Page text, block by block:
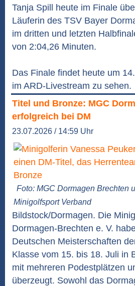
Tanja Spill heute im Finale
Läuferin des TSV Bayer
im dritten und letzten
von 2:04,26 Minuten.
Das Finale findet heute um
im ARD-Livestream zu sehen.
Titel und Bronze: MGC
erfolgreich bei DM
23.07.2026 / 14:59 Uhr
Foto: MGC Dormagen Brechten
Minigolfsport Verband
Bildstock/Dormagen. Die
Dormagen-Brechten e. V.
Deutschen Meisterschaften
Klasse vom 15. bis 18. Juli in
mit mehreren Podestplätzen
überzeugt. Sowohl das